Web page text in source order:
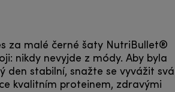
za malé černé šaty NutriBullet®
nikdy nevyjde z módy. Aby byla
den stabilní, snažte se vyvážit svá
kvalitním proteinem, zdravými